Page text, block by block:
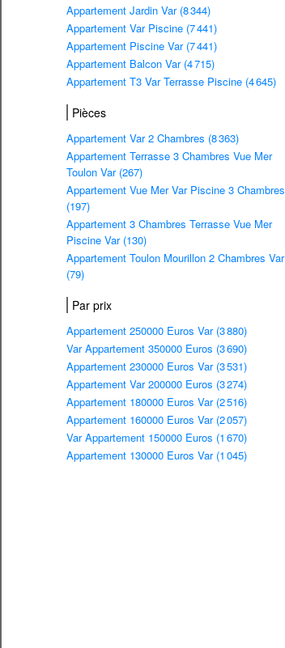
Appartement Jardin Var (8 344)
Appartement Var Piscine (7 441)
Appartement Piscine Var (7 441)
Appartement Balcon Var (4 715)
Appartement T3 Var Terrasse Piscine (4 645)
Pièces
Appartement Var 2 Chambres (8 363)
Appartement Terrasse 3 Chambres Vue Mer
Toulon Var (267)
Appartement Vue Mer Var Piscine 3 Chambres
(197)
Appartement 3 Chambres Terrasse Vue Mer
Piscine Var (130)
Appartement Toulon Mourillon 2 Chambres Var
(79)
Par prix
Appartement 250000 Euros Var (3 880)
Var Appartement 350000 Euros (3 690)
Appartement 230000 Euros Var (3 531)
Appartement Var 200000 Euros (3 274)
Appartement 180000 Euros Var (2 516)
Appartement 160000 Euros Var (2 057)
Var Appartement 150000 Euros (1 670)
Appartement 130000 Euros Var (1 045)